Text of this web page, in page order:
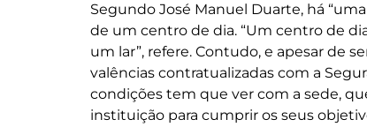
Segundo José Manuel Duarte, há
de um centro de dia. “Um centro de
um lar”, refere. Contudo, e apesar de
valências contratualizadas com a
condições tem que ver com a sede,
instituição para cumprir os seus